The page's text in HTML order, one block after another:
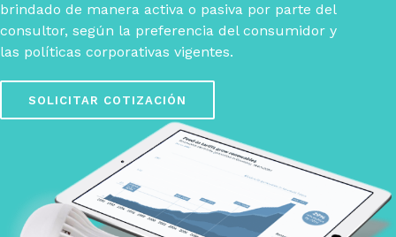
brindado de manera activa o pasiva por parte del
consultor, según la preferencia del consumidor y
las políticas corporativas vigentes.
SOLICITAR COTIZACIÓN